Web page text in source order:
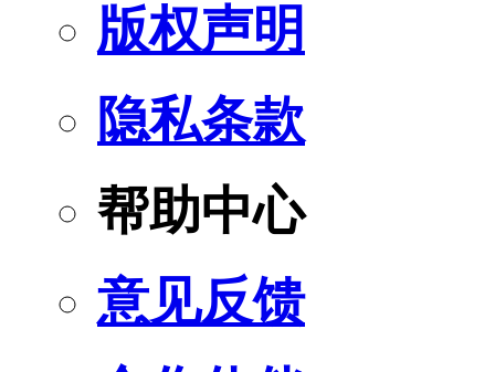
版权声明
隐私条款
帮助中心
意见反馈